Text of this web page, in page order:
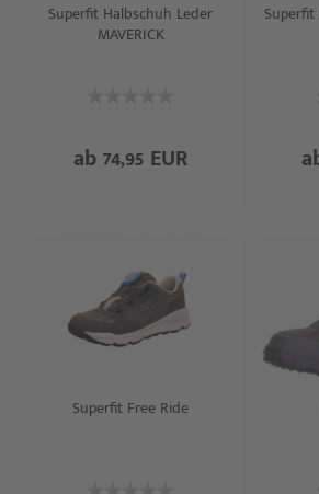
Superfit Halbschuh Leder
MAVERICK
ab 74,95 EUR
Superfit
Superfit Free Ride